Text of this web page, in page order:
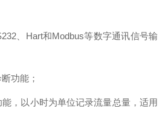
、Hart和Modbus等数字通讯信号输
功能；
以小时为单位记录流量总量，适用